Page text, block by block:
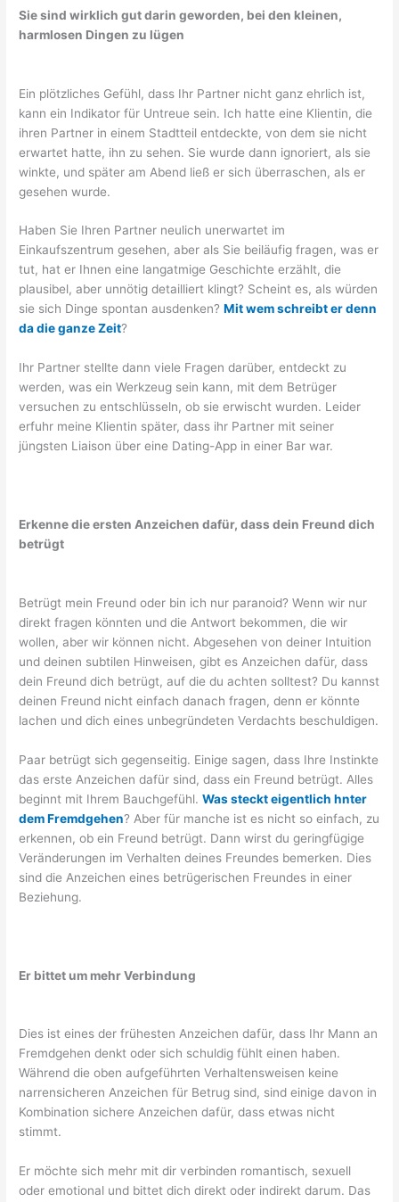
Sie sind wirklich gut darin geworden, bei den kleinen,
harmlosen Dingen zu lügen
Ein plötzliches Gefühl, dass Ihr Partner nicht ganz ehrlich ist,
kann ein Indikator für Untreue sein. Ich hatte eine Klientin, die
ihren Partner in einem Stadtteil entdeckte, von dem sie nicht
erwartet hatte, ihn zu sehen. Sie wurde dann ignoriert, als sie
winkte, und später am Abend ließ er sich überraschen, als er
gesehen wurde.
Haben Sie Ihren Partner neulich unerwartet im
Einkaufszentrum gesehen, aber als Sie beiläufig fragen, was er
tut, hat er Ihnen eine langatmige Geschichte erzählt, die
plausibel, aber unnötig detailliert klingt? Scheint es, als würden
sie sich Dinge spontan ausdenken?Mit wem schreibt er denn
da die ganze Zeit?
Ihr Partner stellte dann viele Fragen darüber, entdeckt zu
werden, was ein Werkzeug sein kann, mit dem Betrüger
versuchen zu entschlüsseln, ob sie erwischt wurden. Leider
erfuhr meine Klientin später, dass ihr Partner mit seiner
jüngsten Liaison über eine Dating-App in einer Bar war.
Erkenne die ersten Anzeichen dafür, dass dein Freund dich
betrügt
Betrügt mein Freund oder bin ich nur paranoid? Wenn wir nur
direkt fragen könnten und die Antwort bekommen, die wir
wollen, aber wir können nicht. Abgesehen von deiner Intuition
und deinen subtilen Hinweisen, gibt es Anzeichen dafür, dass
dein Freund dich betrügt, auf die du achten solltest? Du kannst
deinen Freund nicht einfach danach fragen, denn er könnte
lachen und dich eines unbegründeten Verdachts beschuldigen.
Paar betrügt sich gegenseitig. Einige sagen, dass Ihre Instinkte
das erste Anzeichen dafür sind, dass ein Freund betrügt. Alles
beginnt mit Ihrem Bauchgefühl.Was steckt eigentlich hnter
dem Fremdgehen? Aber für manche ist es nicht so einfach, zu
erkennen, ob ein Freund betrügt. Dann wirst du geringfügige
Veränderungen im Verhalten deines Freundes bemerken. Dies
sind die Anzeichen eines betrügerischen Freundes in einer
Beziehung.
Er bittet um mehr Verbindung
Dies ist eines der frühesten Anzeichen dafür, dass Ihr Mann an
Fremdgehen denkt oder sich schuldig fühlt einen haben.
Während die oben aufgeführten Verhaltensweisen keine
narrensicheren Anzeichen für Betrug sind, sind einige davon in
Kombination sichere Anzeichen dafür, dass etwas nicht
stimmt.
Er möchte sich mehr mit dir verbinden romantisch, sexuell
oder emotional und bittet dich direkt oder indirekt darum. Das